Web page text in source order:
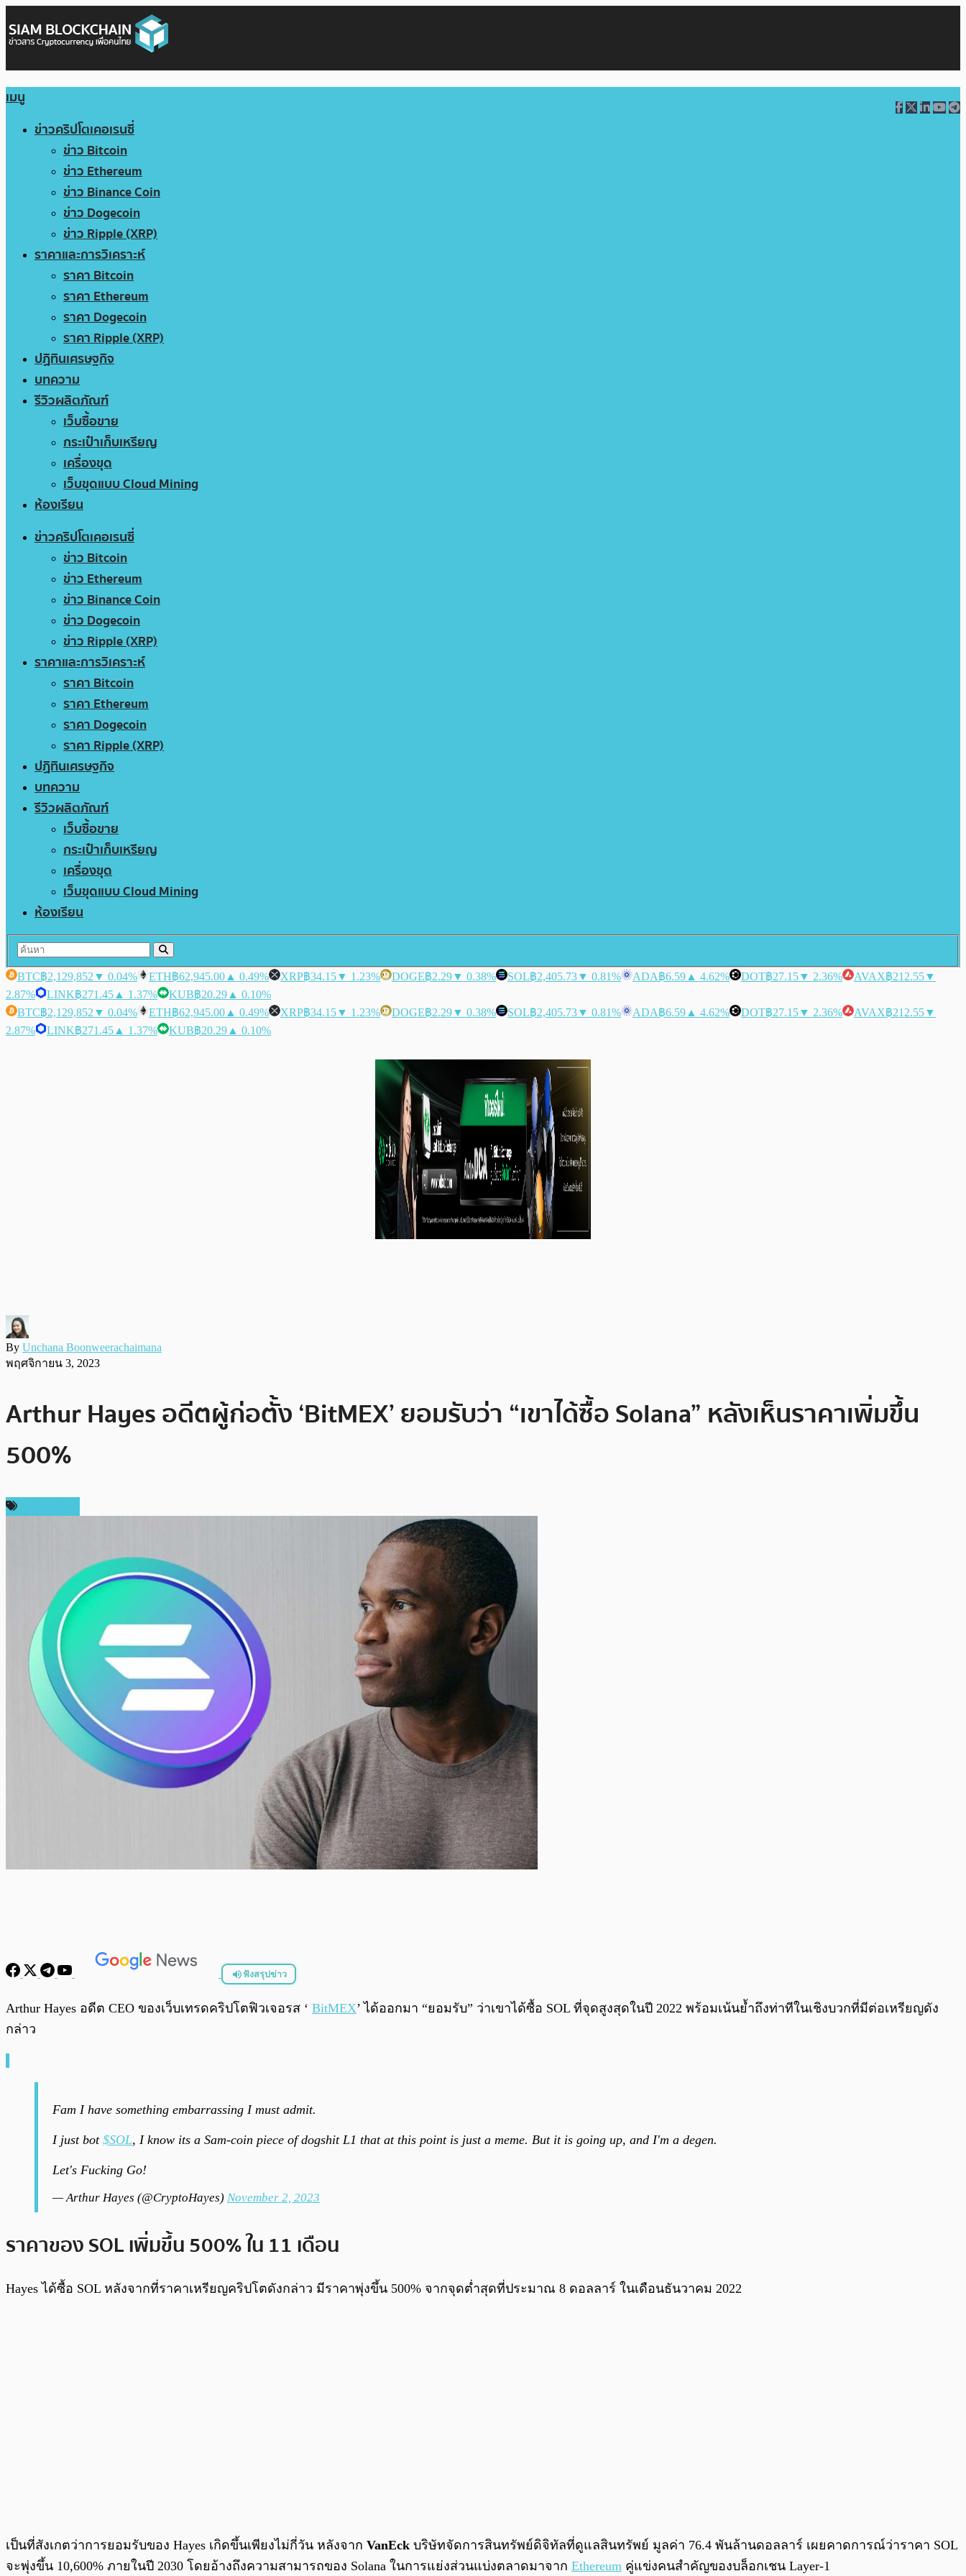
เมนู
ข่าวคริปโตเคอเรนซี่
ข่าว Bitcoin
ข่าว Ethereum
ข่าว Binance Coin
ข่าว Dogecoin
ข่าว Ripple (XRP)
ราคาและการวิเคราะห์
ราคา Bitcoin
ราคา Ethereum
ราคา Dogecoin
ราคา Ripple (XRP)
ปฏิทินเศรษฐกิจ
บทความ
รีวิวผลิตภัณฑ์
เว็บซื้อขาย
กระเป๋าเก็บเหรียญ
เครื่องขุด
เว็บขุดแบบ Cloud Mining
ห้องเรียน
ข่าวคริปโตเคอเรนซี่
ข่าว Bitcoin
ข่าว Ethereum
ข่าว Binance Coin
ข่าว Dogecoin
ข่าว Ripple (XRP)
ราคาและการวิเคราะห์
ราคา Bitcoin
ราคา Ethereum
ราคา Dogecoin
ราคา Ripple (XRP)
ปฏิทินเศรษฐกิจ
บทความ
รีวิวผลิตภัณฑ์
เว็บซื้อขาย
กระเป๋าเก็บเหรียญ
เครื่องขุด
เว็บขุดแบบ Cloud Mining
ห้องเรียน
BTC฿2,129,852 ▼ 0.04% ETH฿62,945.00 ▲ 0.49% XRP฿34.15▼ 1.23% DOGE฿2.29▼ 0.38% SOL฿2,405.73▼ 0.81% ADA฿6.59 ▲ 4.62% DOT฿27.15▼ 2.36% AVAX฿212.55▼
2.87%
LINK฿271.45 ▲ 1.37% KUB฿20.29 ▲ 0.10%
BTC฿2,129,852 ▼ 0.04% ETH฿62,945.00 ▲ 0.49% XRP฿34.15▼ 1.23% DOGE฿2.29▼ 0.38% SOL฿2,405.73▼ 0.81% ADA฿6.59 ▲ 4.62% DOT฿27.15▼ 2.36% AVAX฿212.55▼
2.87%
LINK฿271.45 ▲ 1.37% KUB฿20.29 ▲ 0.10%
By Unchana Boonweerachaimana
พฤศจิกายน 3, 2023
Arthur Hayes อดีตผู้ก่อตั้ง ‘BitMEX’ ยอมรับว่า “เขาได้ซื้อ Solana” หลังเห็นราคาเพิ่มขึ้น
500%
ฟังสรุปข่าว
พร้อมเล่น 0:00 0:00
Arthur Hayes อดีต CEO ของเว็บเทรดคริปโตฟิวเจอรส ‘ BitMEX’ ได้ออกมา “ยอมรับ” ว่าเขาได้ซื้อ SOL ที่จุดสูงสุดในปี 2022 พร้อมเน้นย้ำถึงท่าทีในเชิงบวกที่มีต่อเหรียญดัง
กล่าว
Fam I have something embarrassing I must admit.
I just bot $SOL, I know its a Sam-coin piece of dogshit L1 that at this point is just a meme. But it is going up, and I'm a degen.
Let's Fucking Go!
— Arthur Hayes (@CryptoHayes) November 2, 2023
ราคาของ SOL เพิ่มขึ้น 500% ใน 11 เดือน
Hayes ได้ซื้อ SOL หลังจากที่ราคาเหรียญคริปโตดังกล่าว มีราคาพุ่งขึ้น 500% จากจุดต่ำสุดที่ประมาณ 8 ดอลลาร์ ในเดือนธันวาคม 2022
เป็นที่สังเกตว่าการยอมรับของ Hayes เกิดขึ้นเพียงไม่กี่วัน หลังจาก VanEck บริษัทจัดการสินทรัพย์ดิจิทัลที่ดูแลสินทรัพย์ มูลค่า 76.4 พันล้านดอลลาร์ เผยคาดการณ์ว่าราคา SOL
จะพุ่งขึ้น 10,600% ภายในปี 2030 โดยอ้างถึงความสามารถของ Solana ในการแย่งส่วนแบ่งตลาดมาจาก Ethereum คู่แข่งคนสำคัญของบล็อกเชน Layer-1